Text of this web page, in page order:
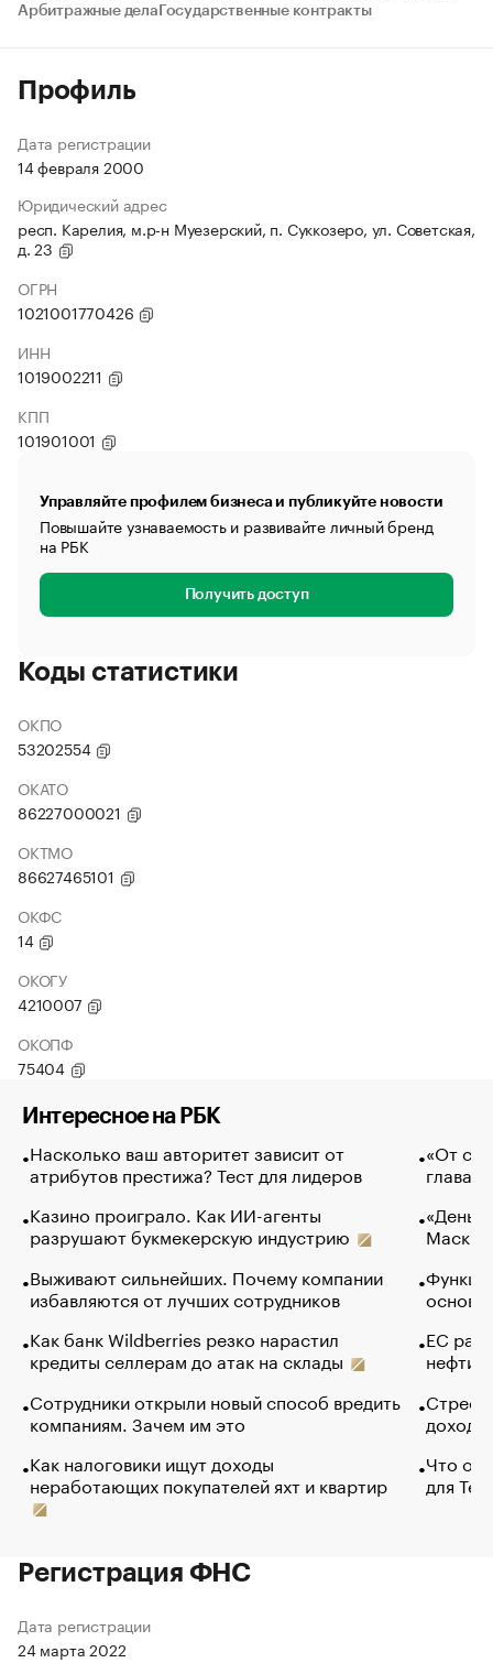
Арбитражные дела Государственные контракты
Профиль
Дата регистрации
14 февраля 2000
Юридический адрес
респ. Карелия, м.р-н Муезерский, п. Суккозеро, ул. Советская,
д. 23
ОГРН
1021001770426
ИНН
1019002211
КПП
101901001
Управляйте профилем бизнеса и публикуйте новости
Повышайте узнаваемость и развивайте личный бренд
на РБК
Получить доступ
Коды статистики
ОКПО
53202554
ОКАТО
86227000021
ОКТМО
86627465101
ОКФС
14
ОКОГУ
4210007
ОКОПФ
75404
Интересное на РБК
Насколько ваш авторитет зависит от
атрибутов престижа? Тест для лидеров
Казино проиграло. Как ИИ-агенты
разрушают букмекерскую индустрию
Выживают сильнейших. Почему компании
избавляются от лучших сотрудников
Как банк Wildberries резко нарастил
кредиты селлерам до атак на склады
Сотрудники открыли новый способ вредить
компаниям. Зачем им это
Как налоговики ищут доходы
неработающих покупателей яхт и квартир
«От
глава
Маск в
основ
ЕС
нефти
Что
для
Регистрация ФНС
Дата регистрации
24 марта 2022